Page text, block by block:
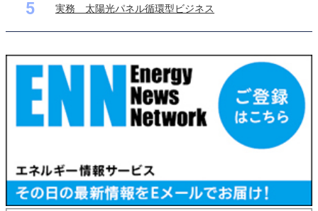
5 実務 太陽光パネル循環型ビジネス